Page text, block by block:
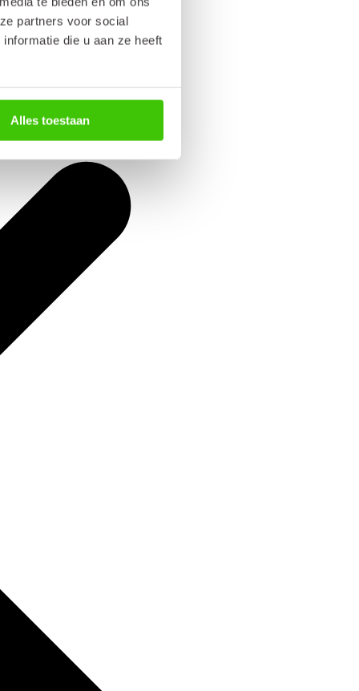
partners voor social
die u aan ze heeft
Alles toestaan